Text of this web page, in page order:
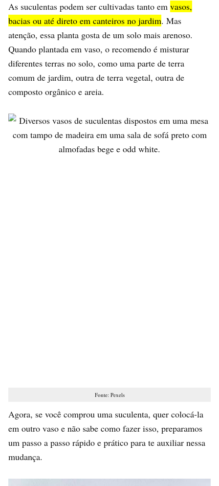
As suculentas podem ser cultivadas tanto em vasos,
bacias ou até direto em canteiros no jardim. Mas
atenção, essa planta gosta de um solo mais arenoso.
Quando plantada em vaso, o recomendo é misturar
diferentes terras no solo, como uma parte de terra
comum de jardim, outra de terra vegetal, outra de
composto orgânico e areia.
Fonte: Pexels
Agora, se você comprou uma suculenta, quer colocá-la
em outro vaso e não sabe como fazer isso, preparamos
um passo a passo rápido e prático para te auxiliar nessa
mudança.